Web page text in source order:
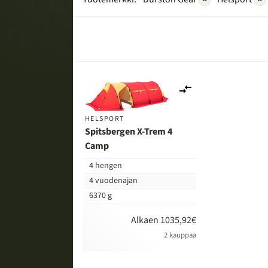
HELSPORT
Spitsbergen X-Trem 4
Camp
4 hengen
4 vuodenajan
6370 g
Alkaen 1035,92€
2 kauppaa